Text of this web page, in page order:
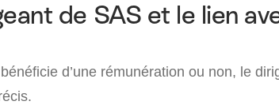
de SAS et le lien
d’une rémunération ou non, le